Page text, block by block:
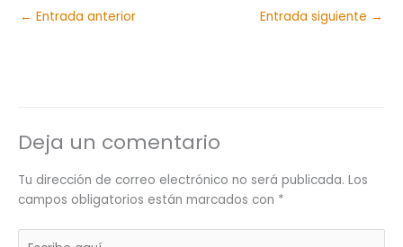
← Entrada anterior Entrada siguiente →
Deja un comentario
Tu dirección de correo electrónico no será publicada. Los
campos obligatorios están marcados con *